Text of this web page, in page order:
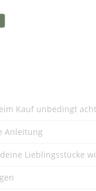
Kauf unbedingt
Anleitung
Lieblingsstücke